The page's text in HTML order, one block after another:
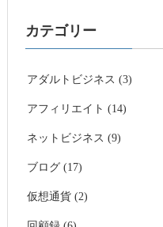
カテゴリー
アダルトビジネス (3)
アフィリエイト (14)
ネットビジネス (9)
ブログ (17)
仮想通貨 (2)